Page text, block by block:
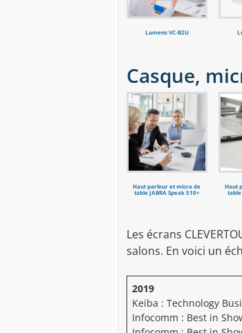
Lumens VC-B2U
Casque,
Haut parleur et micro de
table JABRA Speak 510+
Haut
table
Les écrans
salons. En voici un
2019
Keiba : Technology
Infocomm : Best in